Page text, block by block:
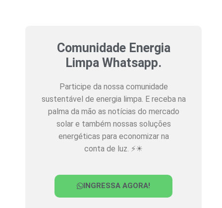
Comunidade Energia
Limpa Whatsapp.
Participe da nossa comunidade
sustentável de energia limpa. E receba na
palma da mão as notícias do mercado
solar e também nossas soluções
energéticas para economizar na
conta de luz. ⚡☀
INGRESSA AGORA!